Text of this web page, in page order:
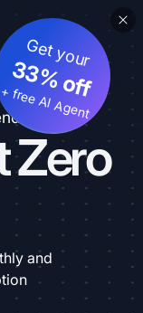
Zero
Get your
33% off
+ free AI Agent
and